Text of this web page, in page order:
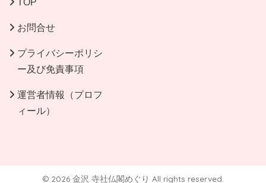
TOP
お問合せ
プライバシーポリシ
ー及び免責事項
運営者情報（プロフ
ィール）
© 2026 金沢 寺社仏閣めぐり All rights reserved.